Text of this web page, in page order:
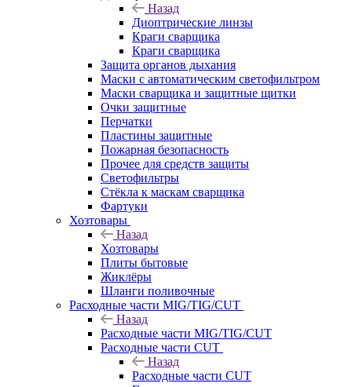
Назад
Диоптрические линзы
Краги сварщика
Краги сварщика
Защита органов дыхания
Маски с автоматическим светофильтром
Маски сварщика и защитные щитки
Очки защитные
Перчатки
Пластины защитные
Пожарная безопасность
Прочее для средств защиты
Светофильтры
Стёкла к маскам сварщика
Фартуки
Хозтовары
Назад
Хозтовары
Плиты бытовые
Жиклёры
Шланги поливочные
Расходные части MIG/TIG/CUT
Назад
Расходные части MIG/TIG/CUT
Расходные части CUT
Назад
Расходные части CUT